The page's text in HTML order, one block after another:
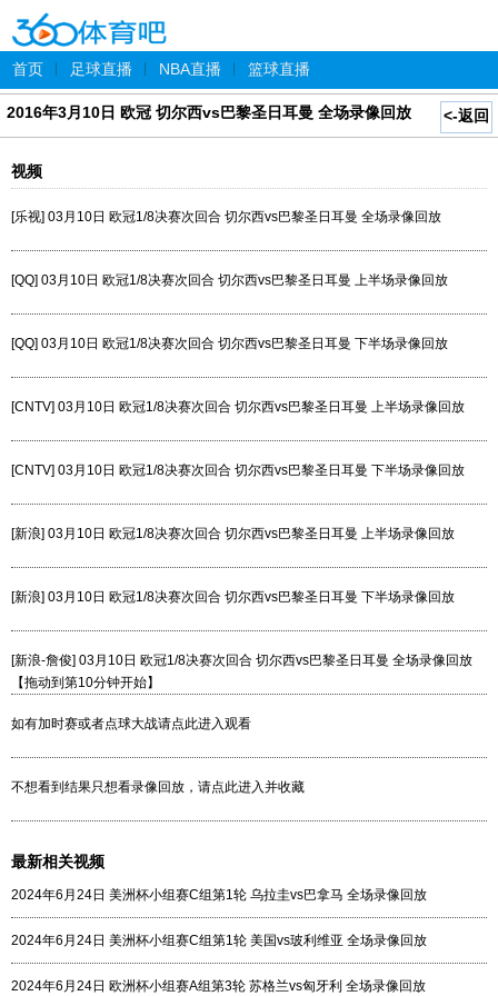
首页 足球直播 NBA直播 篮球直播
<-返回
2016年3月10日 欧冠 切尔西vs巴黎圣日耳曼 全场录像回放
视频
[乐视] 03月10日 欧冠1/8决赛次回合 切尔西vs巴黎圣日耳曼 全场录像回放
[QQ] 03月10日 欧冠1/8决赛次回合 切尔西vs巴黎圣日耳曼 上半场录像回放
[QQ] 03月10日 欧冠1/8决赛次回合 切尔西vs巴黎圣日耳曼 下半场录像回放
[CNTV] 03月10日 欧冠1/8决赛次回合 切尔西vs巴黎圣日耳曼 上半场录像回放
[CNTV] 03月10日 欧冠1/8决赛次回合 切尔西vs巴黎圣日耳曼 下半场录像回放
[新浪] 03月10日 欧冠1/8决赛次回合 切尔西vs巴黎圣日耳曼 上半场录像回放
[新浪] 03月10日 欧冠1/8决赛次回合 切尔西vs巴黎圣日耳曼 下半场录像回放
[新浪-詹俊] 03月10日 欧冠1/8决赛次回合 切尔西vs巴黎圣日耳曼 全场录像回放
【拖动到第10分钟开始】
如有加时赛或者点球大战请点此进入观看
不想看到结果只想看录像回放，请点此进入并收藏
最新相关视频
2024年6月24日 美洲杯小组赛C组第1轮 乌拉圭vs巴拿马 全场录像回放
2024年6月24日 美洲杯小组赛C组第1轮 美国vs玻利维亚 全场录像回放
2024年6月24日 欧洲杯小组赛A组第3轮 苏格兰vs匈牙利 全场录像回放